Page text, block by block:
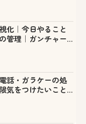
化｜今日やること
管理｜ガンチャー
話・ガラケーの処
気をつけたいこと